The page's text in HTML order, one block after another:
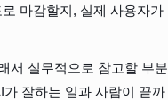
마감할지, 실제 사용자가
서 실무적으로 참고할 부분
잘하는 일과 사람이 끝까